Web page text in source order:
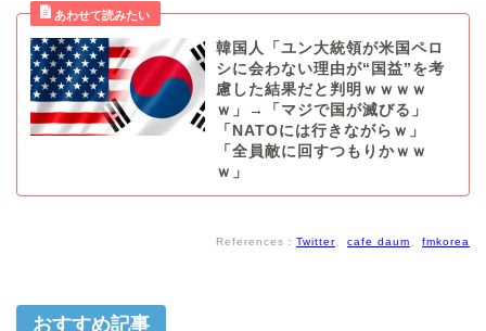
韓国人「ユン大統領が米国ペロ
シに会わない理由が“国益”を考
慮した結果だと判明ｗｗｗｗ
ｗ」→「マジで国が滅びる」
「NATOには行きながらｗ」
「全員敵に回すつもりかｗｗ
ｗ」
References： Twitter cafe daum fmkorea
おすすめ記事